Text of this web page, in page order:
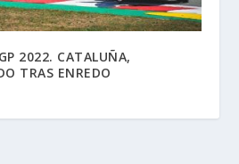
2022. CATALUÑA,
TRAS ENREDO